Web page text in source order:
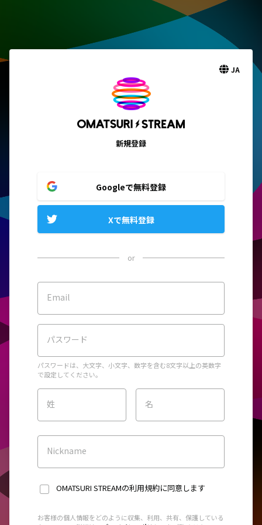
JA
新規登録
Googleで無料登録
Xで無料登録
or
Email
パスワード
パスワードは、大文字、小文字、数字を含む8文字以上の英数字
で設定してください。
姓 名
Nickname
OMATSURI STREAMの利用規約に同意します
お客様の個人情報をどのように収集、利用、共有、保護している